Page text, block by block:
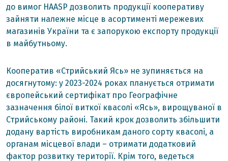
до вимог HAASP дозволить продукції кооперативу
зайняти належне місце в асортименті мережевих
магазинів України та є запорукою експорту продукції
в майбутньому.
Кооператив «Стрийський Ясь» не зупиняється на
досягнутому: у 2023-2024 роках планується отримати
європейський сертифікат про Географічне
зазначення білої виткої квасолі «Ясь», вирощуваної в
Стрийському районі. Такий крок дозволить збільшити
додану вартість виробникам даного сорту квасолі, а
органам місцевої влади – отримати додатковий
фактор розвитку території. Крім того, ведеться